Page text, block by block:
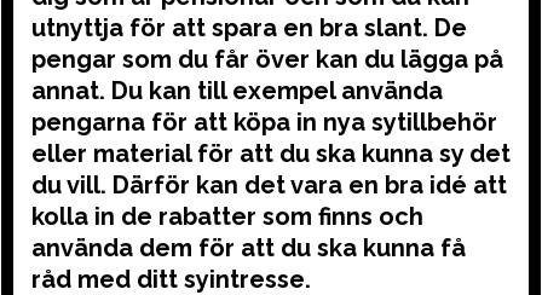
utnyttja för att spara en bra slant. De
pengar som du får över kan du lägga på
annat. Du kan till exempel använda
pengarna för att köpa in nya sytillbehör
eller material för att du ska kunna sy det
du vill. Därför kan det vara en bra idé att
kolla in de rabatter som finns och
använda dem för att du ska kunna få
råd med ditt syintresse.